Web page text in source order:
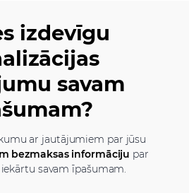
izdevīgu
savam
ar jautājumiem par jūsu
bezmaksas informāciju par
savam īpašumam.